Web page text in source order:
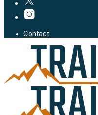
Contact